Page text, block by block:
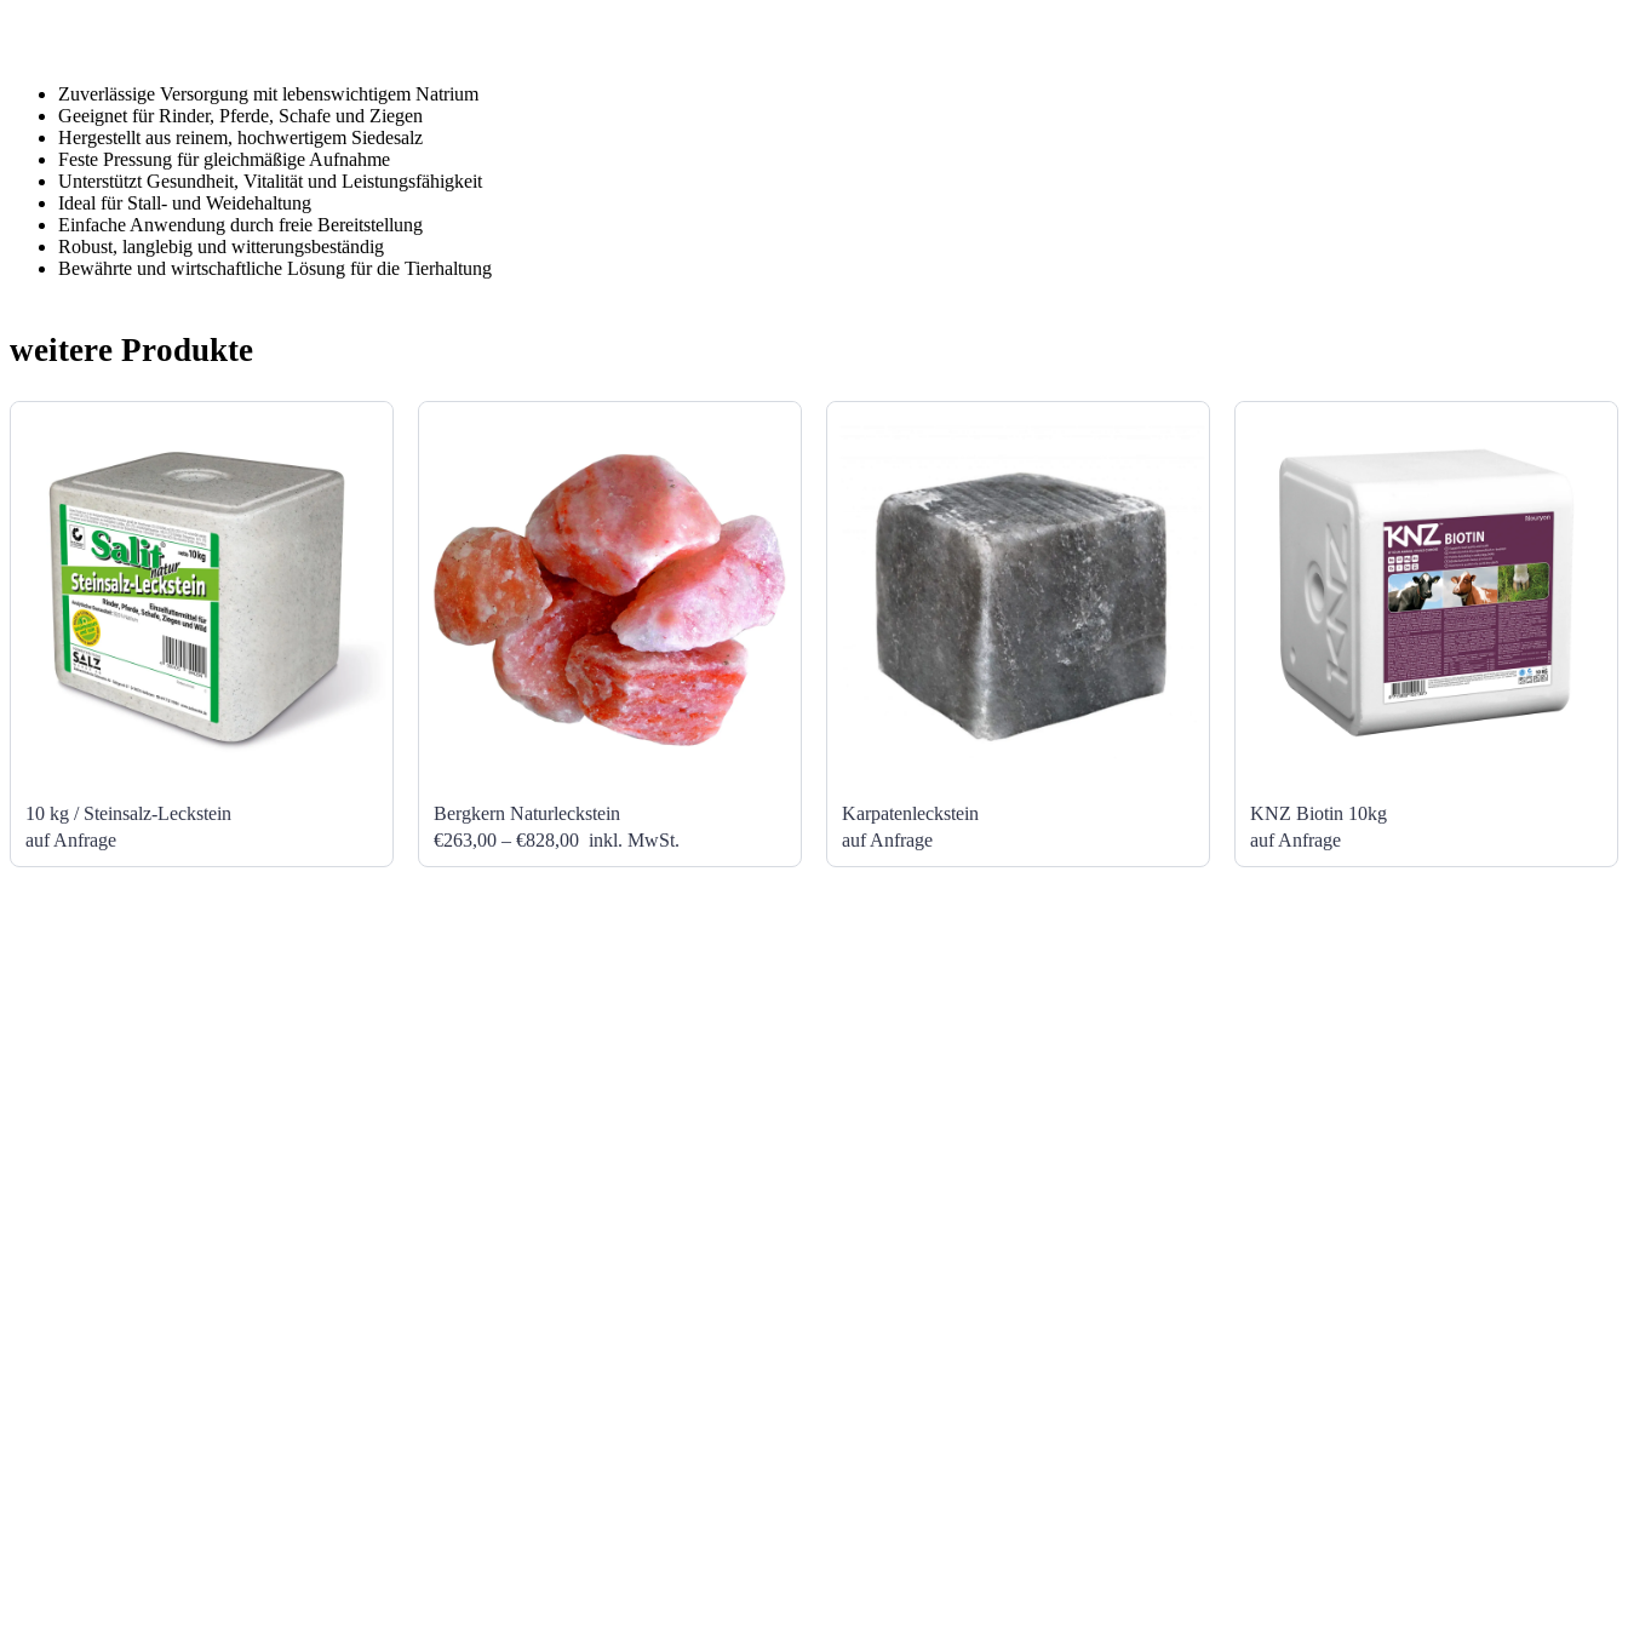
Zuverlässige Versorgung mit lebenswichtigem Natrium
Geeignet für Rinder, Pferde, Schafe und Ziegen
Hergestellt aus reinem, hochwertigem Siedesalz
Feste Pressung für gleichmäßige Aufnahme
Unterstützt Gesundheit, Vitalität und Leistungsfähigkeit
Ideal für Stall- und Weidehaltung
Einfache Anwendung durch freie Bereitstellung
Robust, langlebig und witterungsbeständig
Bewährte und wirtschaftliche Lösung für die Tierhaltung
weitere Produkte
10 kg / Steinsalz-Leckstein
auf Anfrage
Bergkern Naturleckstein
€263,00 – €828,00 inkl. MwSt.
Karpatenleckstein
auf Anfrage
KNZ Biotin 10kg
auf Anfrage